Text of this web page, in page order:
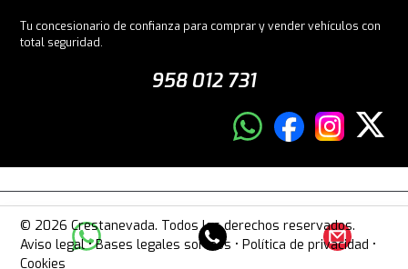
Tu concesionario de confianza para comprar y vender vehículos con
total seguridad.
958 012 731
© 2026 Crestanevada. Todos los derechos reservados.
Aviso legal•Bases legales sorteos •Política de privacidad •
Cookies